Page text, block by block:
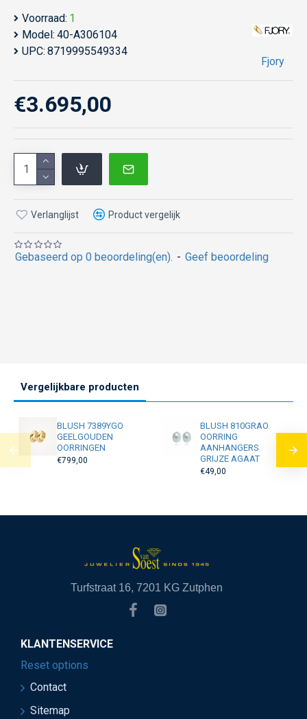
Voorraad: 1
Model: 40-A306104
UPC: 8719995549334
Fjory
Gebaseerd op 0 beoordeling(en). - Geef beoordeling
€3.695,00
Verlanglijst Product vergelijk
Vergelijkbare producten
BLUSH 7389YGO
GEELGOUDEN
OORRINGEN
€799,00
BLUSH 810GRAO
OORRING
AANHANGERS
GRIJZE AGAAT
€49,00
Turfstraat 16, 7201 KG Zutphen
KLANTENSERVICE
Reset options
Contact
Sitemap